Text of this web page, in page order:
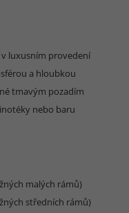
luxusním provedení
a hloubkou
tmavým pozadím
nebo baru
malých rámů)
středních rámů)